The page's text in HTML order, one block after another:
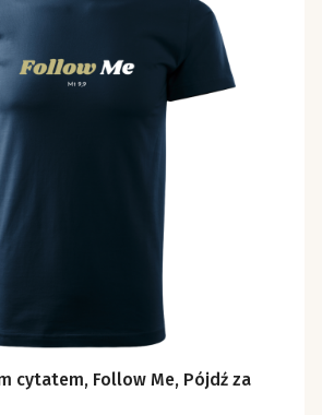
cytatem, Follow Me, Pójdź za